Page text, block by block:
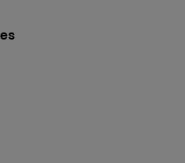
LTDA / CNPJ 84.429.737/0001-
produto: Temperatura
alvejar. Não passar sobre a
22%/Viscose 78% Linho